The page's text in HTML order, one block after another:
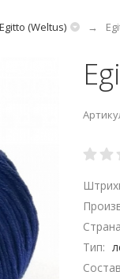
Egitto (Weltus)
Тип: